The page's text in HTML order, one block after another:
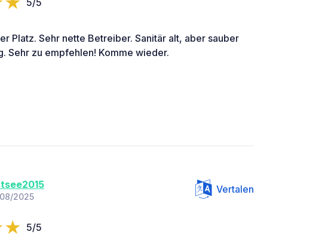
5/5
Platz. Sehr nette Betreiber. Sanitär alt, aber sauber
Sehr zu empfehlen! Komme wieder.
2025
Vertalen
5/5